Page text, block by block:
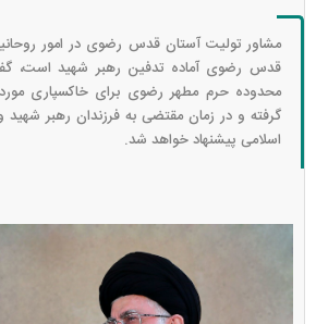
مشاور تولیت آستان قدس رضوی در امور
قدس رضوی آماده تدفین رهبر شهید است،
محدوده حرم مطهر رضوی برای خاکسپاری
گرفته و در زمان مقتضی به فرزندان رهبر شهید
اسلامی پیشنهاد خواهد شد.